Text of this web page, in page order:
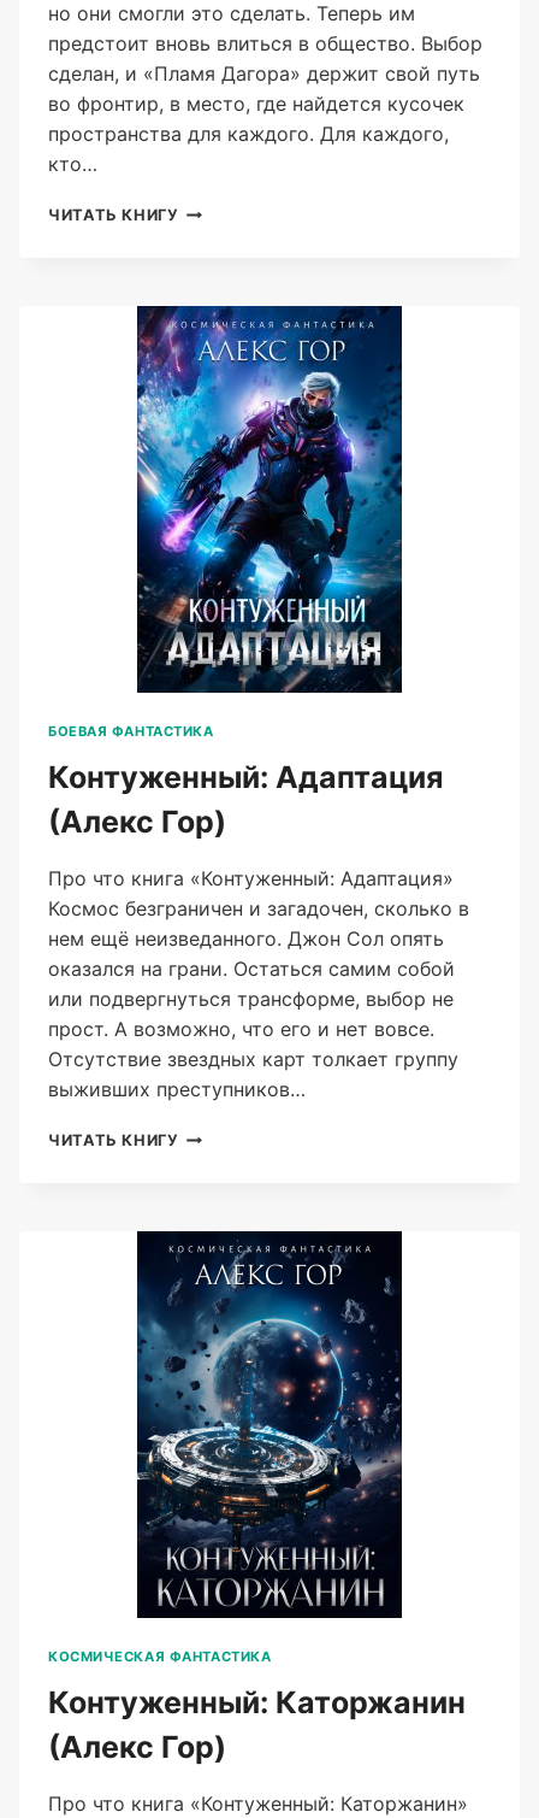
но они смогли это сделать. Теперь им
предстоит вновь влиться в общество. Выбор
сделан, и «Пламя Дагора» держит свой путь
во фронтир, в место, где найдется кусочек
пространства для каждого. Для каждого,
кто…
ЧИТАТЬ КНИГУ КОНТУЖЕННЫЙ:
БОЕВАЯ ФАНТАСТИКА
Контуженный: Адаптация
(Алекс Гор)
Про что книга «Контуженный: Адаптация»
Космос безграничен и загадочен, сколько в
нем ещё неизведанного. Джон Сол опять
оказался на грани. Остаться самим собой
или подвергнуться трансформе, выбор не
прост. А возможно, что его и нет вовсе.
Отсутствие звездных карт толкает группу
выживших преступников…
ЧИТАТЬ КНИГУ КОНТУЖЕННЫЙ:
КОСМИЧЕСКАЯ ФАНТАСТИКА
Контуженный: Каторжанин
(Алекс Гор)
Про что книга «Контуженный: Каторжанин»